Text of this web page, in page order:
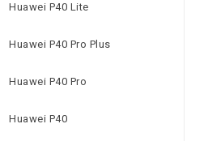
Huawei P40 Lite
Huawei P40 Pro Plus
Huawei P40 Pro
Huawei P40